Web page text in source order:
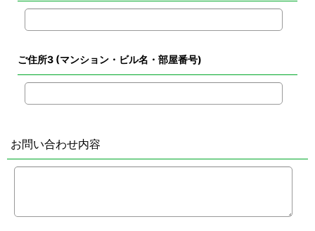
ご住所3 (マンション・ビル名・部屋番号)
お問い合わせ内容